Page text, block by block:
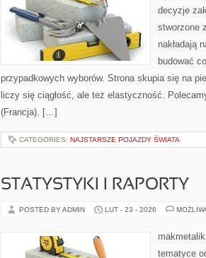
decyzje
stworzone
nakładają
budować
przypadkowych wyborów. Strona skupia się na
liczy się ciągłość, ale też elastyczność.
(Francja). […]
CATEGORIES: NAJSTARSZE POJAZDY ŚWIATA
STATYSTYKI I RAPORTY
POSTED BY ADMIN LUT - 23 - 2026
tematyce